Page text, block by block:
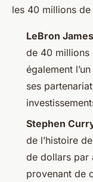
les 40 millions
LeBron James
de 40 millions
également
ses
Stephen
de l’histoire
de dollars par
provenant de